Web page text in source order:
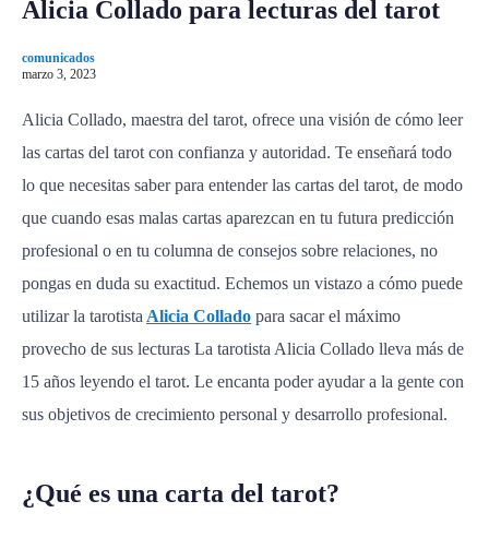
Alicia Collado para lecturas del tarot
comunicados
marzo 3, 2023
Alicia Collado, maestra del tarot, ofrece una visión de cómo leer
las cartas del tarot con confianza y autoridad. Te enseñará todo
lo que necesitas saber para entender las cartas del tarot, de modo
que cuando esas malas cartas aparezcan en tu futura predicción
profesional o en tu columna de consejos sobre relaciones, no
pongas en duda su exactitud. Echemos un vistazo a cómo puede
utilizar la tarotista Alicia Collado para sacar el máximo
provecho de sus lecturas La tarotista Alicia Collado lleva más de
15 años leyendo el tarot. Le encanta poder ayudar a la gente con
sus objetivos de crecimiento personal y desarrollo profesional.
¿Qué es una carta del tarot?